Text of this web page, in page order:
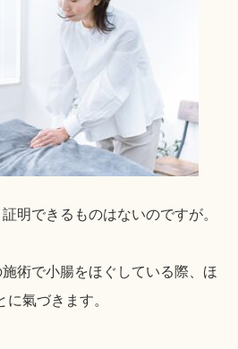
明できるものはないのですが。
術で小腸をほぐしている際、ほ
氣づきます。